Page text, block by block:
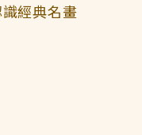
經典名畫